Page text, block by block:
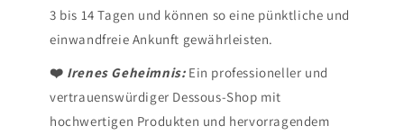
3 bis 14 Tagen und können so eine pünktliche und
einwandfreie Ankunft gewährleisten.
❤️ Irenes Geheimnis: Ein professioneller und
vertrauenswürdiger Dessous-Shop mit
hochwertigen Produkten und hervorragendem